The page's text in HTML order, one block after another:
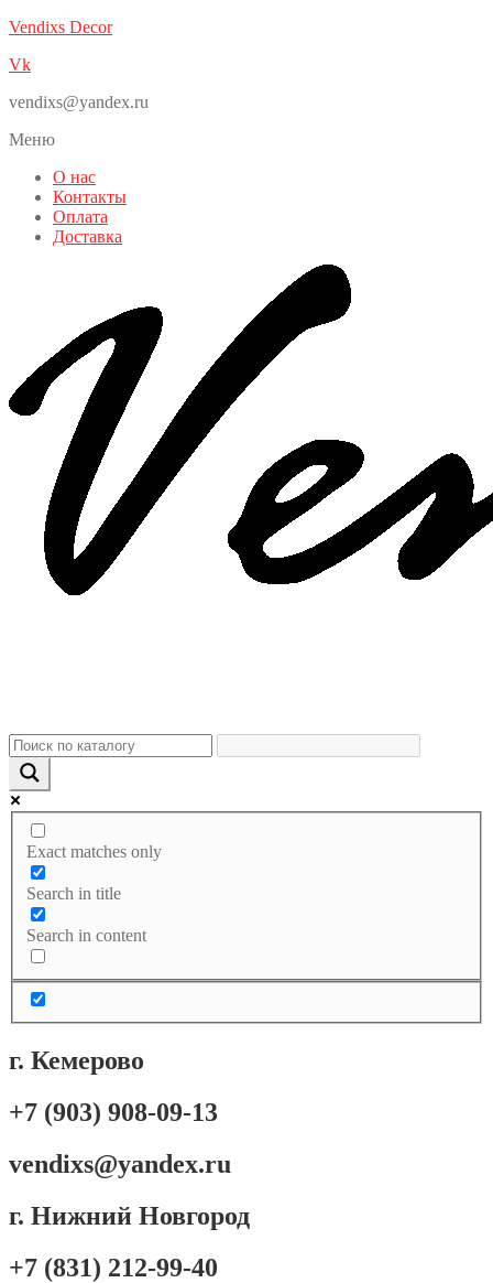
Vendixs Decor
Vk
vendixs@yandex.ru
Меню
О нас
Контакты
Оплата
Доставка
Exact matches only
Search in title
Search in content
г. Кемерово
+7 (903) 908-09-13
vendixs@yandex.ru
г. Нижний Новгород
+7 (831) 212-99-40